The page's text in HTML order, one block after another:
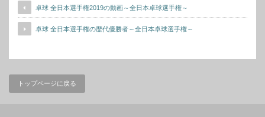
卓球 全日本選手権2019の動画～全日本卓球選手権～
卓球 全日本選手権の歴代優勝者～全日本卓球選手権～
トップページに戻る